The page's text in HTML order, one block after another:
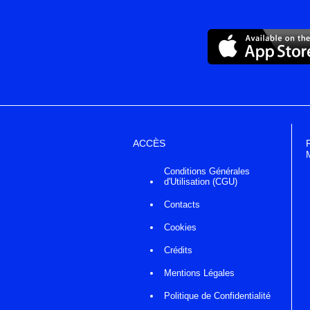
ACCÈS
Conditions Générales
d'Utilisation (CGU)
Contacts
Cookies
Crédits
Mentions Légales
Politique de Confidentialité